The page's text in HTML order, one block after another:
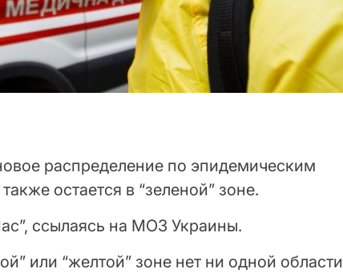
распределение по эпидемическим
остается в “зеленой” зоне.
ссылаясь на МОЗ Украины.
или “желтой” зоне нет ни одной области